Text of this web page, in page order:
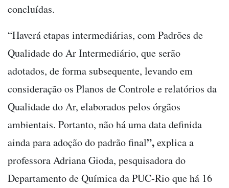
concluídas.
“Haverá etapas intermediárias, com Padrões de
Qualidade do Ar Intermediário, que serão
adotados, de forma subsequente, levando em
consideração os Planos de Controle e relatórios da
Qualidade do Ar, elaborados pelos órgãos
ambientais. Portanto, não há uma data definida
ainda para adoção do padrão final”,explica a
professora Adriana Gioda, pesquisadora do
Departamento de Química da PUC-Rio que há 16